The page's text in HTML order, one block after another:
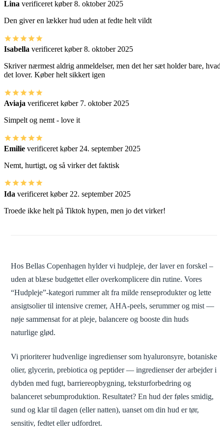
Lina verificeret køber 8. oktober 2025
Den giver en lækker hud uden at fedte helt vildt
Isabella verificeret køber 8. oktober 2025
Skriver nærmest aldrig anmeldelser, men det her sæt holder bare,
det lover. Køber helt sikkert igen
Aviaja verificeret køber 7. oktober 2025
Simpelt og nemt - love it
Emilie verificeret køber 24. september 2025
Nemt, hurtigt, og så virker det faktisk
Ida verificeret køber 22. september 2025
Troede ikke helt på Tiktok hypen, men jo det virker!
Hos Bellas Copenhagen hylder vi hudpleje, der laver en forskel –
uden at blæse budgettet eller overkomplicere din rutine. Vores
“Hudpleje”-kategori rummer alt fra milde renseprodukter og lette
ansigtsolier til intensive cremer, AHA-peels, serummer og mist —
nøje sammensat for at pleje, balancere og booste din huds
naturlige glød.
Vi prioriterer hudvenlige ingredienser som hyaluronsyre, botaniske
olier, glycerin, prebiotica og peptider — ingredienser der arbejder i
dybden med fugt, barriereopbygning, teksturforbedring og
balanceret sebumproduktion. Resultatet? En hud der føles smidig,
sund og klar til dagen (eller natten), uanset om din hud er tør,
sensitiv, fedtet eller udfordret.